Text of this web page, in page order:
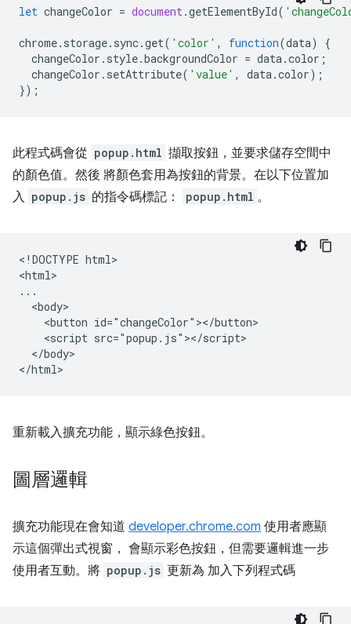
let changeColor = document .getElementById(
chrome. storage. sync.get( 'color' , function(data)
{
changeColor . style.backgroundColor = data .color ;
changeColor . setAttribute( 'value' , data .color);
});
此程式碼會從 popup.html 擷取按鈕，並要求儲存空間中
的顏色值。然後 將顏色套用為按鈕的背景。在以下位置加
入 popup.js 的指令碼標記： popup.html 。
<!DOCTYPE html>
<html>
...
  <body>
    <button id="changeColor"></button>
    <script src="popup.js"></script>
  </body>
重新載入擴充功能，顯示綠色按鈕。
圖層邏輯
擴充功能現在會知道 developer.chrome.com 使用者應顯
示這個彈出式視窗， 會顯示彩色按鈕，但需要邏輯進一步
使用者互動。將 popup.js 更新為 加入下列程式碼